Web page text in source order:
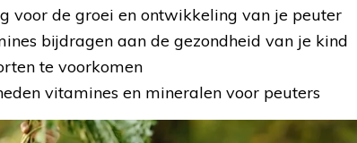
voor de groei en ontwikkeling van je peuter
bijdragen aan de gezondheid van je kind
te voorkomen
vitamines en mineralen voor peuters